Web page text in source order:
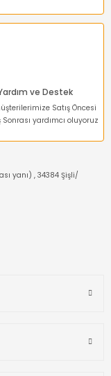
ve Destek
Satış Öncesi
Sonrası yardımcı oluyoruz
yanı) , 34384 Şişli/